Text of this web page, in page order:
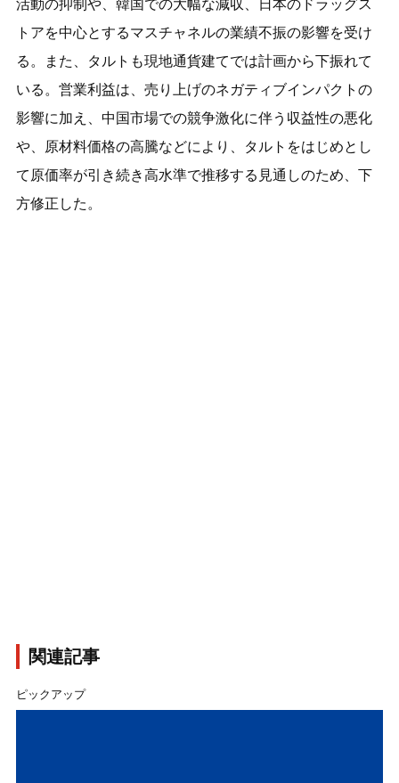
活動の抑制や、韓国での大幅な減収、日本のドラッグス
トアを中心とするマスチャネルの業績不振の影響を受け
る。また、タルトも現地通貨建てでは計画から下振れて
いる。営業利益は、売り上げのネガティブインパクトの
影響に加え、中国市場での競争激化に伴う収益性の悪化
や、原材料価格の高騰などにより、タルトをはじめとし
て原価率が引き続き高水準で推移する見通しのため、下
方修正した。
関連記事
ピックアップ